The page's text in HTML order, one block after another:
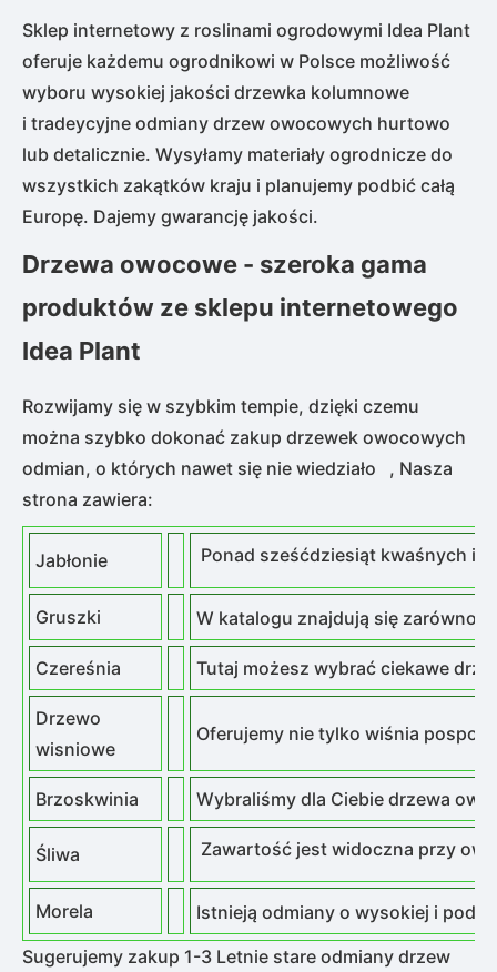
Sklep internetowy z roslinami ogrodowymi Idea Plant
oferuje każdemu ogrodnikowi w Polsce możliwość
wyboru wysokiej jakości drzewka kolumnowe
і tradeycyjne odmiany drzew owocowych hurtowo
lub detalicznie. Wysyłamy materiały ogrodnicze do
wszystkich zakątków kraju i planujemy podbić całą
Europę. Dajemy gwarancję jakości.
Drzewa owocowe - szeroka gama
produktów ze sklepu internetowego
Idea Plant
Rozwijamy się w szybkim tempie, dzięki czemu
można szybko dokonać zakup drzewek owocowych
odmian, o których nawet się nie wiedziało , Nasza
strona zawiera:
Jabłonie Ponad sześćdziesiąt kwaśnych i
Gruszki W katalogu znajdują się zarówno
Czereśnia Tutaj możesz wybrać ciekawe
Drzewo
wisniowe
Oferujemy nie tylko wiśnia
Brzoskwinia Wybraliśmy dla Ciebie drzewa
Śliwa Zawartość jest widoczna przy
Morela Istnieją odmiany o wysokiej i
Sugerujemy zakup 1-3 Letnie stare odmiany drzew